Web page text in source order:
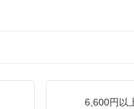
6,600円以